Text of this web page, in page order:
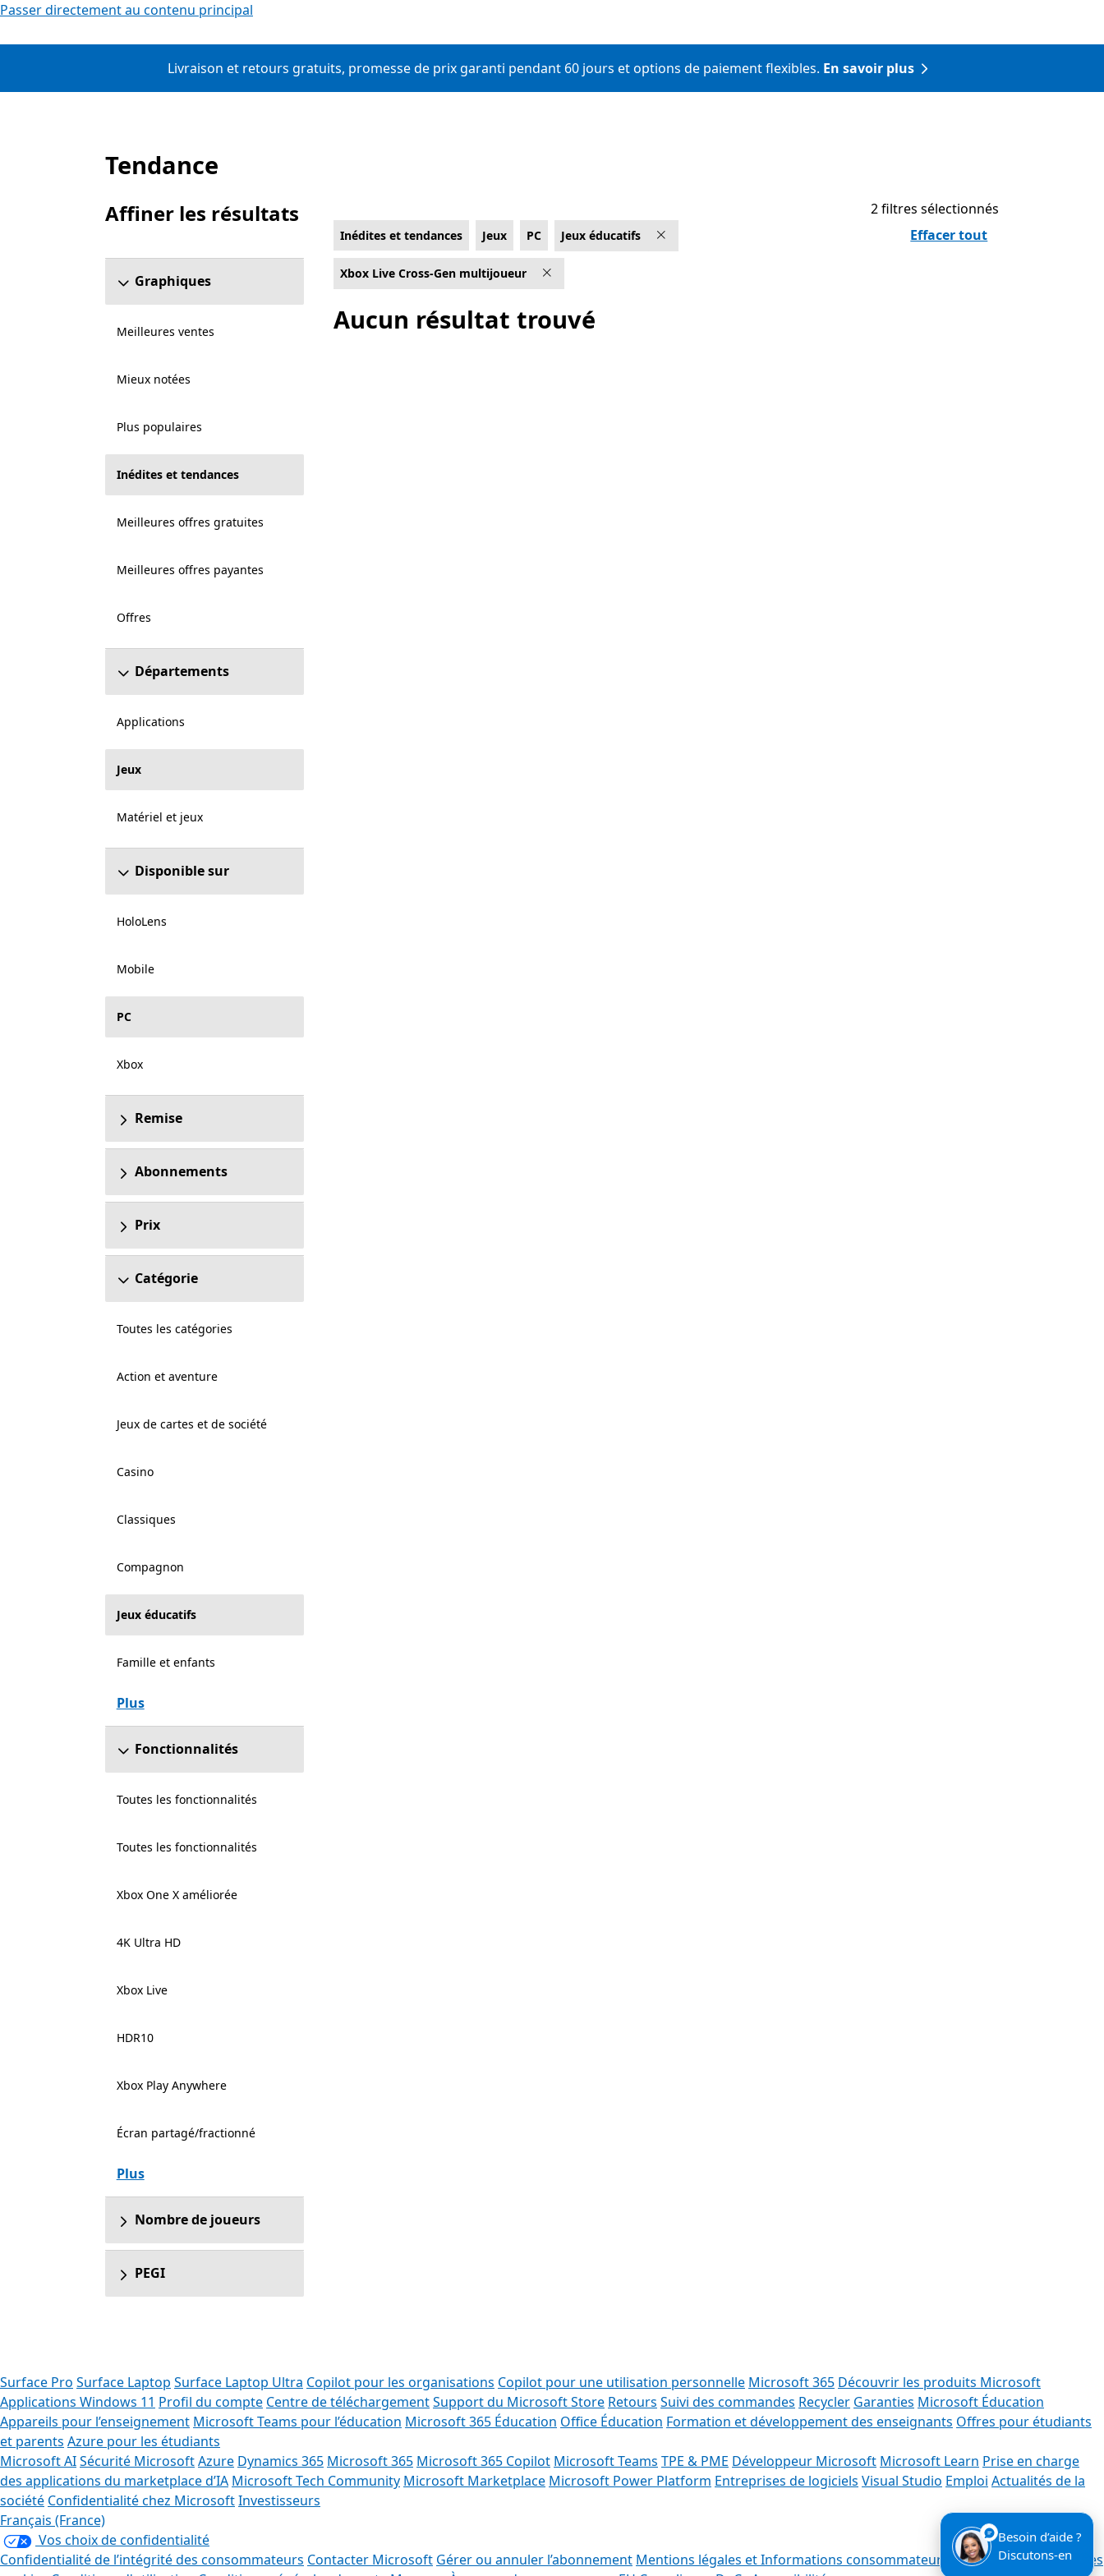
Passer directement au contenu principal
Livraison et retours gratuits, promesse de prix garanti pendant 60 jours et options de paiement flexibles. En savoir plus
Liste Microsoft.com
Tendance
Affiner les résultats
Graphiques
Meilleures ventes
Mieux notées
Plus populaires
Inédites et tendances
Meilleures offres gratuites
Meilleures offres payantes
Offres
Départements
Applications
Jeux
Matériel et jeux
Disponible sur
HoloLens
Mobile
PC
Xbox
Remise
Abonnements
Prix
Catégorie
Toutes les catégories
Action et aventure
Jeux de cartes et de société
Casino
Classiques
Compagnon
Jeux éducatifs
Famille et enfants
Plus
Fonctionnalités
Toutes les fonctionnalités
Toutes les fonctionnalités
Xbox One X améliorée
4K Ultra HD
Xbox Live
HDR10
Xbox Play Anywhere
Écran partagé/fractionné
Plus
Nombre de joueurs
PEGI
Inédites et tendances Jeux PC Jeux éducatifs
Xbox Live Cross-Gen multijoueur
2 filtres sélectionnés
Effacer tout
Aucun résultat trouvé
Surface Pro Surface Laptop Surface Laptop Ultra Copilot pour les organisations Copilot pour une utilisation personnelle Microsoft 365 Découvrir les produits Microsoft
Applications Windows 11 Profil du compte Centre de téléchargementSupport du Microsoft Store Retours Suivi des commandes Recycler Garanties Microsoft Éducation
Appareils pour l’enseignement Microsoft Teams pour l’éducation Microsoft 365 Éducation Office Éducation Formation et développement des enseignants Offres pour étudiants
et parents Azure pour les étudiants
Microsoft AISécurité MicrosoftAzure Dynamics 365 Microsoft 365 Microsoft 365 Copilot Microsoft Teams TPE & PME Développeur Microsoft Microsoft Learn Prise en charge
des applications du marketplace d’IA Microsoft Tech Community Microsoft Marketplace Microsoft Power Platform Entreprises de logiciels Visual Studio Emploi Actualités de la
société Confidentialité chez MicrosoftInvestisseurs
Français (France)
Vos choix de confidentialité
Confidentialité de l’intégrité des consommateurs Contacter Microsoft Gérer ou annuler l’abonnement Mentions légales et Informations consommateurs ConfidentialitéGérer les
Besoin d’aide ?
Discutons-en